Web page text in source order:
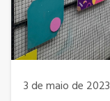
3 de maio de 2023